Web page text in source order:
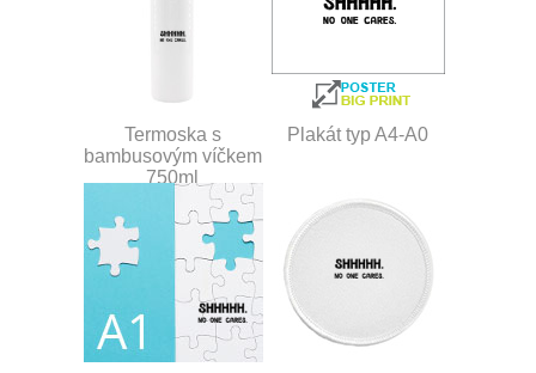
Termoska s
bambusovým víčkem
750ml
Plakát typ A4-A0